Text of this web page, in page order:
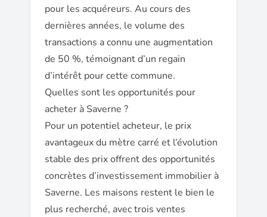
pour les acquéreurs. Au cours des
dernières années, le volume des
transactions a connu une augmentation
de 50 %, témoignant d’un regain
d’intérêt pour cette commune.
Quelles sont les opportunités pour
acheter à Saverne ?
Pour un potentiel acheteur, le prix
avantageux du mètre carré et l’évolution
stable des prix offrent des opportunités
concrètes d’investissement immobilier à
Saverne. Les maisons restent le bien le
plus recherché, avec trois ventes